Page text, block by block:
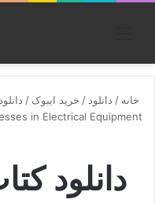
خانه / دانلود / خرید ایبوک /
in Electrical Equipment
دانلود